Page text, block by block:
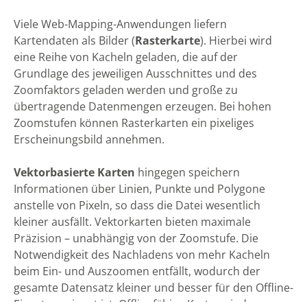
Viele Web-Mapping-Anwendungen liefern
Kartendaten als Bilder (Rasterkarte). Hierbei wird
eine Reihe von Kacheln geladen, die auf der
Grundlage des jeweiligen Ausschnittes und des
Zoomfaktors geladen werden und große zu
übertragende Datenmengen erzeugen. Bei hohen
Zoomstufen können Rasterkarten ein pixeliges
Erscheinungsbild annehmen.
Vektorbasierte Karten hingegen speichern
Informationen über Linien, Punkte und Polygone
anstelle von Pixeln, so dass die Datei wesentlich
kleiner ausfällt. Vektorkarten bieten maximale
Präzision – unabhängig von der Zoomstufe. Die
Notwendigkeit des Nachladens von mehr Kacheln
beim Ein- und Auszoomen entfällt, wodurch der
gesamte Datensatz kleiner und besser für den Offline-